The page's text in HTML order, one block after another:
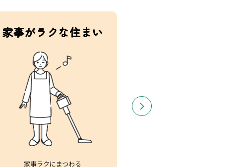
家事がラクな住まい
家事ラクにまつわる